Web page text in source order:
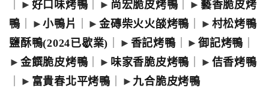
｜► 好口味烤鴨 ｜► 尚宏脆皮烤鴨 ｜► 藝香脆皮烤
鴨 ｜►小鴨片 ｜► 金磚柴火火燄烤鴨 ｜► 村松烤鴨
鹽酥鴨(2024已歇業) ｜► 香記烤鴨 ｜► 御記烤鴨
► 金饌脆皮烤鴨 ｜► 味家香脆皮烤鴨 ｜► 佶香烤鴨
｜► 富貴春北平烤鴨 ｜►九合脆皮烤鴨